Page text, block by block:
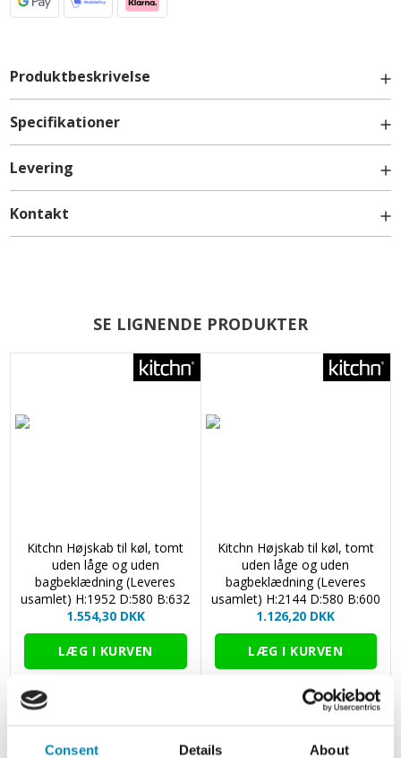
Consent Details About
Produktbeskrivelse
Dansk kvalitet - produceret i Aulum
Specifikationer
Levering
Kontakt
SE LIGNENDE PRODUKTER
Kitchn Højskab til køl, tomt
uden låge og uden
bagbeklædning (Leveres
usamlet) H:1952 D:580 B:632
1.554,30 DKK
Kitchn Højskab til køl, tomt
uden låge og uden
bagbeklædning (Leveres
usamlet) H:2144 D:580 B:600
1.126,20 DKK